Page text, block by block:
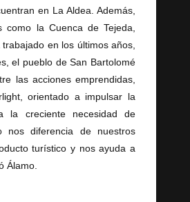
en La Aldea. Además,
como la Cuenca de Tejeda,
en los últimos años,
el pueblo de San Bartolomé
las acciones emprendidas,
orientado a impulsar la
la creciente necesidad de
nos diferencia de nuestros
turístico y nos ayuda a
Álamo.